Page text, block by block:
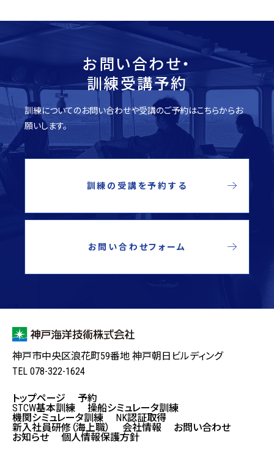
お問い合わせ・
訓練受講予約
訓練についてのお問い合わせや受講のご予約はこちらからお
願いします。
訓練の受講を予約する
お問い合わせフォーム
神戸市中央区浪花町59番地 神戸朝日ビルディング
TEL 078-322-1624
トップページ
予約
STCW基本訓練
操船シミュレータ訓練
機関シミュレータ訓練
NK認証取得
新入社員研修（海上職）
会社情報
お問い合わせ
お知らせ
個人情報保護方針